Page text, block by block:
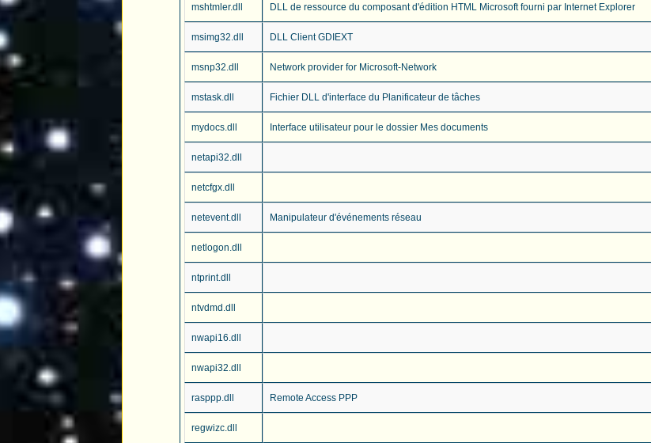
mshtmler.dll DLL de ressource du composant d'édition HTML Microsoft fourni par Internet Explorer
msimg32.dll DLL Client GDIEXT
msnp32.dll Network provider for Microsoft-Network
mstask.dll Fichier DLL d'interface du Planificateur de tâches
mydocs.dll Interface utilisateur pour le dossier Mes documents
netapi32.dll
netcfgx.dll
netevent.dll Manipulateur d'événements réseau
netlogon.dll
ntprint.dll
ntvdmd.dll
nwapi16.dll
nwapi32.dll
rasppp.dll Remote Access PPP
regwizc.dll